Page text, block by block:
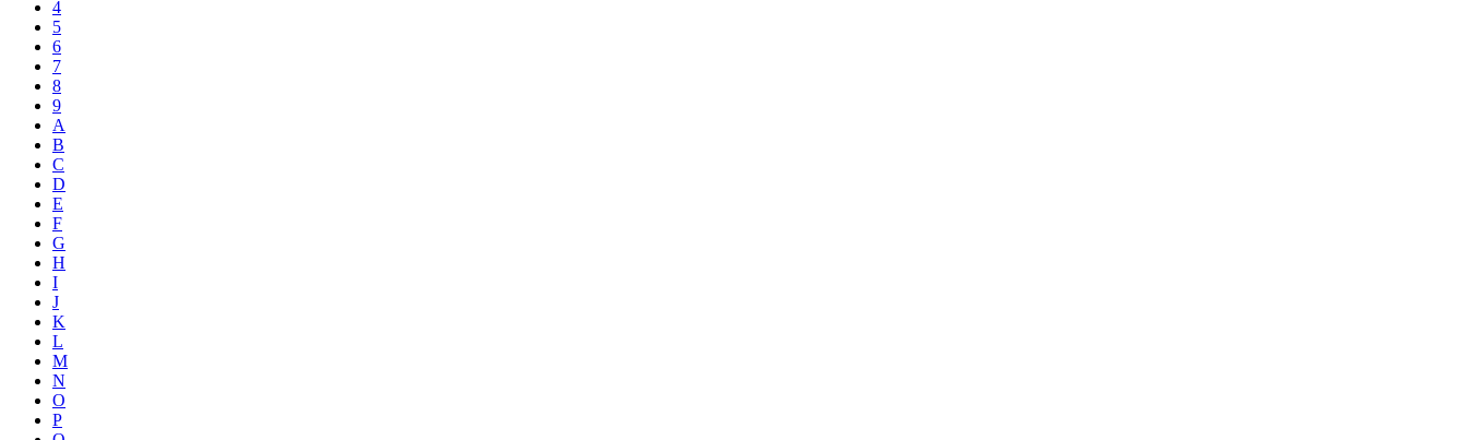
4
5
6
7
8
9
A
B
C
D
E
F
G
H
I
J
K
L
M
N
O
P